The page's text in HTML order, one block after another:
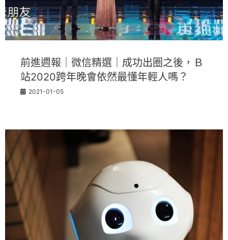
前進週報｜微信精選｜成功出圈之後，Ｂ
站2020跨年晚會依然最懂年輕人嗎？
2021-01-05